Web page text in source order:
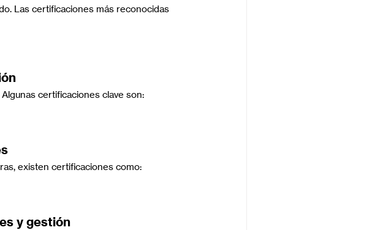
Las certificaciones más reconocidas
certificaciones clave son:
existen certificaciones como:
y gestión